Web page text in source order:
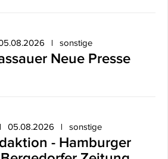
sonstige
Neue Presse
05.08.2026 sonstige
- Hamburger